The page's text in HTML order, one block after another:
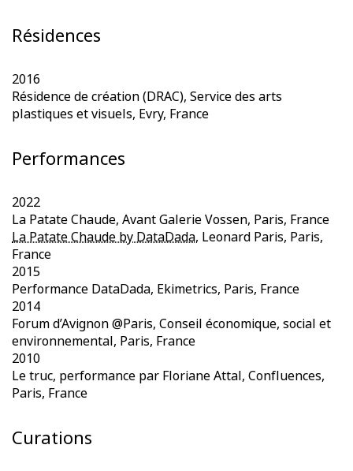
Résidences
2016
Résidence de création (DRAC), Service des arts
plastiques et visuels, Evry, France
Performances
2022
La Patate Chaude, Avant Galerie Vossen, Paris, France
La Patate Chaude by DataDada, Leonard Paris, Paris,
France
2015
Performance DataDada, Ekimetrics, Paris, France
2014
Forum d’Avignon @Paris, Conseil économique, social et
environnemental, Paris, France
2010
Le truc, performance par Floriane Attal, Confluences,
Paris, France
Curations